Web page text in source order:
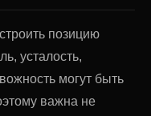
позицию
усталость,
могут быть
важна не